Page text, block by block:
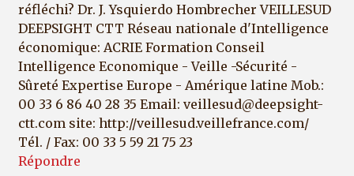
réfléchi? Dr. J. Ysquierdo Hombrecher VEILLESUD
DEEPSIGHT CTT Réseau nationale d'Intelligence
économique: ACRIE Formation Conseil
Intelligence Economique - Veille -Sécurité -
Sûreté Expertise Europe - Amérique latine Mob.:
00 33 6 86 40 28 35 Email: veillesud@deepsight-
ctt.com site: http://veillesud.veillefrance.com/
Tél. / Fax: 00 33 5 59 21 75 23
Répondre